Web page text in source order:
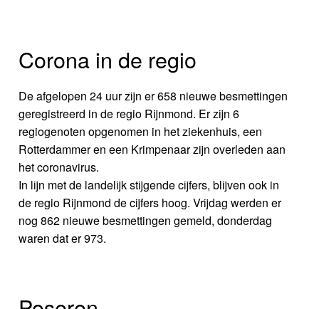
Corona in de regio
De afgelopen 24 uur zijn er 658 nieuwe besmettingen
geregistreerd in de regio Rijnmond. Er zijn 6
regiogenoten opgenomen in het ziekenhuis, een
Rotterdammer en een Krimpenaar zijn overleden aan
het coronavirus.
In lijn met de landelijk stijgende cijfers, blijven ook in
de regio Rijnmond de cijfers hoog. Vrijdag werden er
nog 862 nieuwe besmettingen gemeld, donderdag
waren dat er 973.